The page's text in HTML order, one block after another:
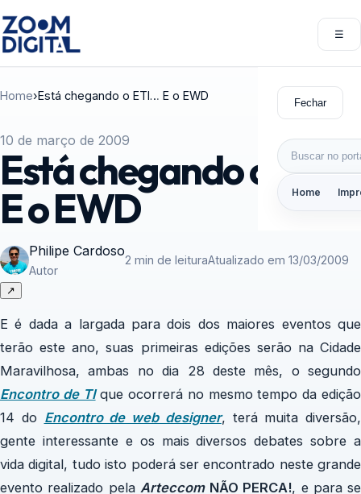
☰
Fechar
Buscar por:
Home
Home›Está chegando o ETI… E o EWD
10 de março de 2009
Está chegando o ETI…
E o EWD
Philipe Cardoso
Autor
2 min de leituraAtualizado em 13/03/2009
↗
E é dada a largada para dois dos maiores eventos que
terão este ano, suas primeiras edições serão na Cidade
Maravilhosa, ambas no dia 28 deste mês, o segundo
Encontro de TIque ocorrerá no mesmo tempo da edição
14 do Encontro de web designer, terá muita diversão,
gente interessante e os mais diversos debates sobre a
vida digital, tudo isto poderá ser encontrado neste grande
evento realizado pela Arteccom NÃO PERCA!, e para se